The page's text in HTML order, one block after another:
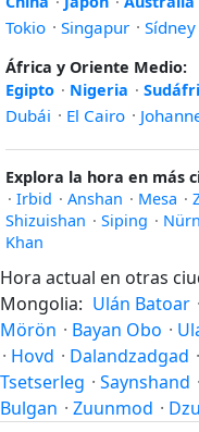
Tokio · Singapur · Sídney
África y Oriente Medio:
Egipto · Nigeria ·
Dubái · El Cairo ·
Explora la hora en más
· Irbid · Anshan · Mesa ·
Shizuishan · Siping ·
Khan
Hora actual en otras
Mongolia: Ulán Batoar ·
Mörön · Bayan Obo ·
· Hovd · Dalandzadgad ·
Tsetserleg · Saynshand ·
Bulgan · Zuunmod ·